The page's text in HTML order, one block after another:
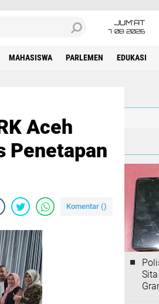
JUM'AT
7•08•2026
MAHASISWA PARLEMEN EDUKASI
Aceh
Penetapan
Komentar ()